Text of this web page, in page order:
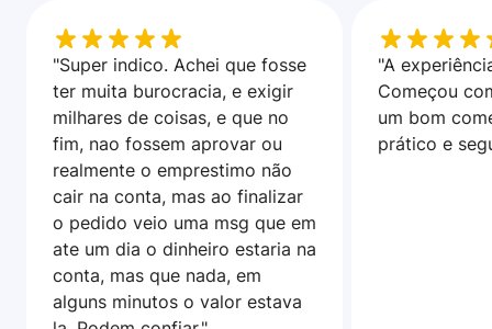
"Super indico. Achei que fosse
ter muita burocracia, e exigir
milhares de coisas, e que no
fim, nao fossem aprovar ou
realmente o emprestimo não
cair na conta, mas ao finalizar
o pedido veio uma msg que em
ate um dia o dinheiro estaria na
conta, mas que nada, em
alguns minutos o valor estava
"A
Começou
um bom
prático e